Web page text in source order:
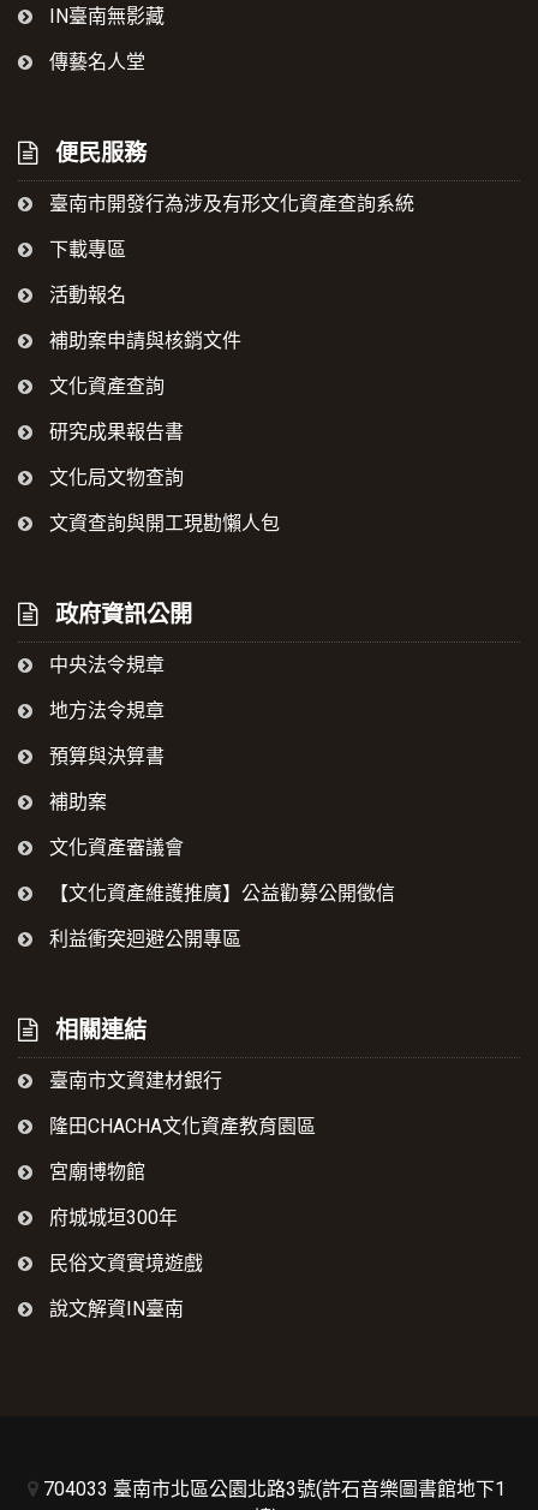
IN臺南無影藏
傳藝名人堂
便民服務
臺南市開發行為涉及有形文化資產查詢系統
下載專區
活動報名
補助案申請與核銷文件
文化資產查詢
研究成果報告書
文化局文物查詢
文資查詢與開工現勘懶人包
政府資訊公開
中央法令規章
地方法令規章
預算與決算書
補助案
文化資產審議會
【文化資產維護推廣】公益勸募公開徵信
利益衝突迴避公開專區
相關連結
臺南市文資建材銀行
隆田CHACHA文化資產教育園區
宮廟博物館
府城城垣300年
民俗文資實境遊戲
說文解資IN臺南
704033 臺南市北區公園北路3號(許石音樂圖書館地下1